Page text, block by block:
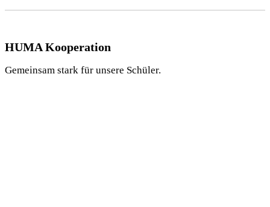
HUMA Kooperation
Gemeinsam stark für unsere Schüler.